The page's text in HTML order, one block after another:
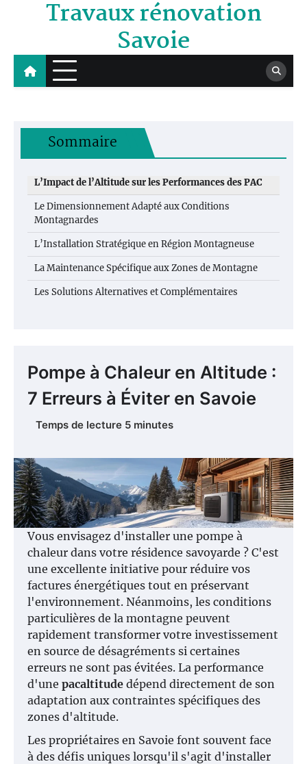
Travaux rénovation
Savoie
Pompe à Chaleur en Altitude :
7 Erreurs à Éviter en Savoie
Vous envisagez d'installer une pompe à
chaleur dans votre résidence savoyarde ? C'est
une excellente initiative pour réduire vos
factures énergétiques tout en préservant
l'environnement. Néanmoins, les conditions
particulières de la montagne peuvent
rapidement transformer votre investissement
en source de désagréments si certaines
erreurs ne sont pas évitées. La performance
d'une pacaltitude dépend directement de son
adaptation aux contraintes spécifiques des
zones d'altitude.
Les propriétaires en Savoie font souvent face
à des défis uniques lorsqu'il s'agit d'installer
Sommaire
L’Impact de l’Altitude sur les Performances des PAC
Le Dimensionnement Adapté aux Conditions
Montagnardes
L’Installation Stratégique en Région Montagneuse
La Maintenance Spécifique aux Zones de Montagne
Les Solutions Alternatives et Complémentaires